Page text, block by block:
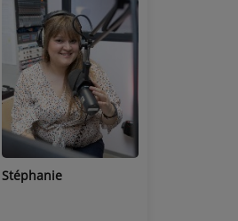
Jean-Michel